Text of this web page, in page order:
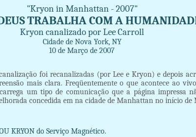
"Kryon in Manhattan - 2007"
TRABALHA COM A
Kryon canalizado por Lee Carroll
Cidade de Nova York, NY
10 de Março de 2007
foi recanalizadas (por Lee e Kryon) e depois
mais clara. Freqüentemente o que acontece ao
um tipo de comunicação que a página impressa
concedida em na cidade de Manhattan no início de
KRYON do Serviço Magnético.